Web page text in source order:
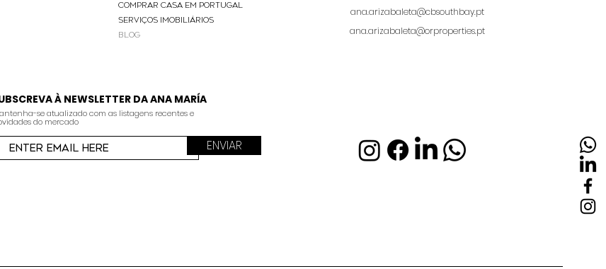
COMPRAR CASA EM PORTUGAL
SERVIÇOS IMOBILIÁRIOS
BLOG
À NEWSLETTER DA ANA MARÍA
se atualizado com as listagens recentes e
do mercado
ENVIAR
ana.arizabaleta@cbsouthbay.pt
ana.arizabaleta@orproperties.pt